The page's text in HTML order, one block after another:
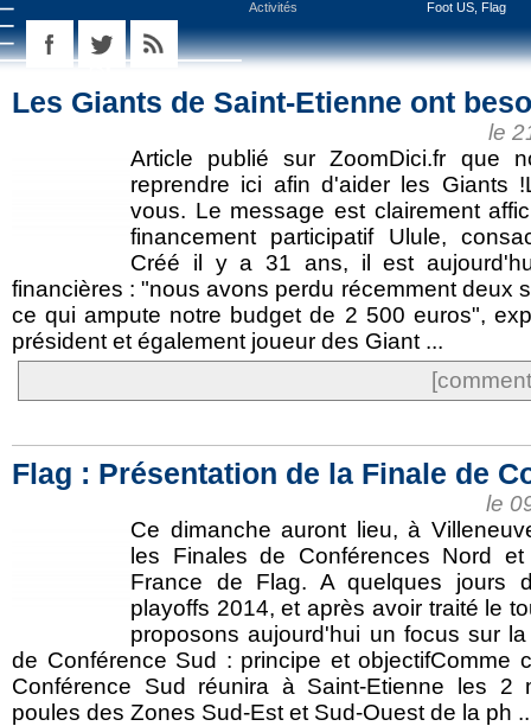
Activités
Foot US, Flag
Les Giants de Saint-Etienne ont
le
Article publié sur ZoomDici.fr que
reprendre ici afin d'aider les Giants
vous. Le message est clairement
financement participatif Ulule,
Créé il y a 31 ans, il est
financières : "nous avons perdu récemment deux
ce qui ampute notre budget de 2 500 euros",
président et également joueur des Giant ...
Flag : Présentation de la Finale de
le
Ce dimanche auront lieu, à
les Finales de Conférences Nord
France de Flag. A quelques jours
playoffs 2014, et après avoir traité le
proposons aujourd'hui un focus sur
de Conférence Sud : principe et objectifComme
Conférence Sud réunira à Saint-Etienne les 2
poules des Zones Sud-Est et Sud-Ouest de la ph